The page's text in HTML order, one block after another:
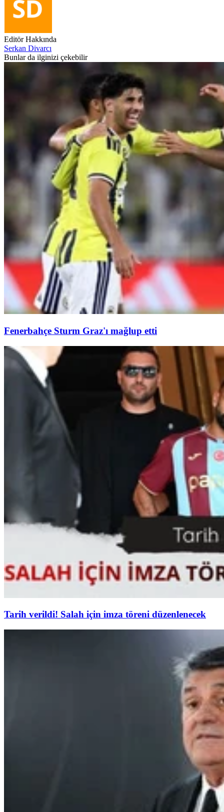
Editör Hakkında
Serkan Divarcı
Bunlar da ilginizi çekebilir
Fenerbahçe Sturm Graz'ı mağlup etti
Tarih verildi! Salah için imza töreni düzenlenecek